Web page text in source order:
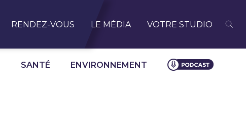
RENDEZ-VOUS LE MÉDIA VOTRE STUDIO
SANTÉ ENVIRONNEMENT